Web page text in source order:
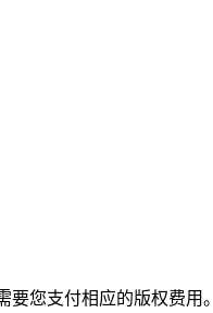
您支付相应的版权费用。